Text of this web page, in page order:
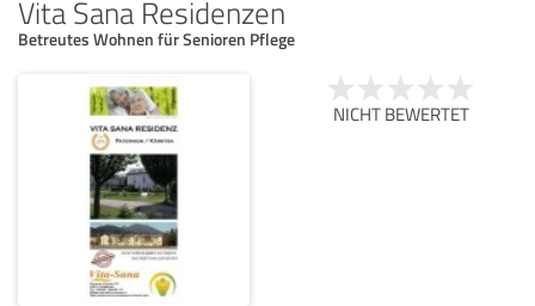
Vita Sana Residenzen
Betreutes Wohnen für Senioren Pflege
NICHT BEWERTET